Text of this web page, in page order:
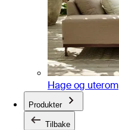
Hage og uterom
Produkter
Tilbake